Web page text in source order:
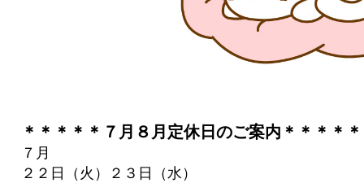
＊＊＊＊＊７月８月定休日のご案内＊＊＊＊
７月
２２日（火）２３日（水）